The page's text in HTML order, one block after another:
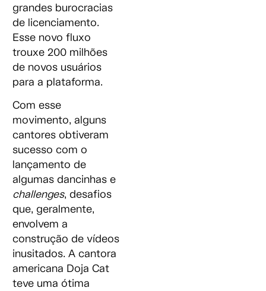
grandes burocracias
de licenciamento.
Esse novo fluxo
trouxe 200 milhões
de novos usuários
para a plataforma.
Com esse
movimento, alguns
cantores obtiveram
sucesso com o
lançamento de
algumas dancinhas e
challenges, desafios
que, geralmente,
envolvem a
construção de vídeos
inusitados. A cantora
americana Doja Cat
teve uma ótima